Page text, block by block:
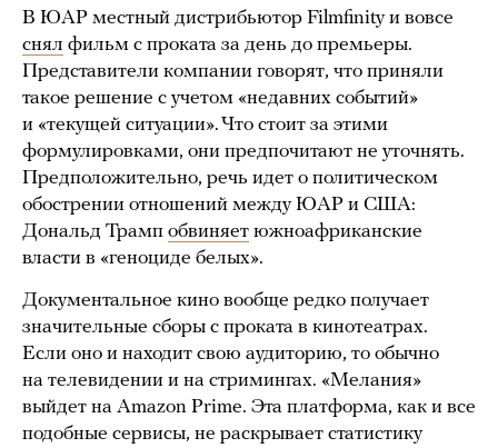
В ЮАР местный дистрибьютор Filmfinity и вовсе
снял фильм с проката за день до премьеры.
Представители компании говорят, что приняли
такое решение с учетом «недавних событий»
и «текущей ситуации». Что стоит за этими
формулировками, они предпочитают не уточнять.
Предположительно, речь идет о политическом
обострении отношений между ЮАР и США:
Дональд Трамп обвиняет южноафриканские
власти в «геноциде белых».
Документальное кино вообще редко получает
значительные сборы с проката в кинотеатрах.
Если оно и находит свою аудиторию, то обычно
на телевидении и на стримингах. «Мелания»
выйдет на Amazon Prime. Эта платформа, как и все
подобные сервисы, не раскрывает статистику